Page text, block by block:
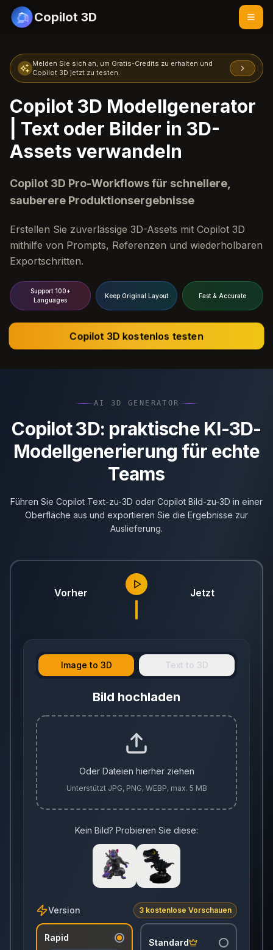
Copilot 3D
Melden Sie sich an, um Gratis-Credits zu erhalten und
Copilot 3D jetzt zu testen.
Copilot 3D Modellgenerator
| Text oder Bilder in 3D-
Assets verwandeln
Copilot 3D Pro-Workflows für schnellere,
sauberere Produktionsergebnisse
Erstellen Sie zuverlässige 3D-Assets mit Copilot 3D
mithilfe von Prompts, Referenzen und wiederholbaren
Exportschritten.
Support 100+
Languages
Keep Original Layout Fast & Accurate
Copilot 3D kostenlos testen
AI 3D GENERATOR
Copilot 3D: praktische KI-3D-
Modellgenerierung für echte
Teams
Führen Sie Copilot Text-zu-3D oder Copilot Bild-zu-3D in einer
Oberfläche aus und exportieren Sie die Ergebnisse zur
Auslieferung.
Vorher Jetzt
Image to 3D Text to 3D
Bild hochladen
Oder Dateien hierher ziehen
Unterstützt JPG, PNG, WEBP, max. 5 MB
Kein Bild? Probieren Sie diese:
Version 3 kostenlose Vorschauen
Rapid Standard